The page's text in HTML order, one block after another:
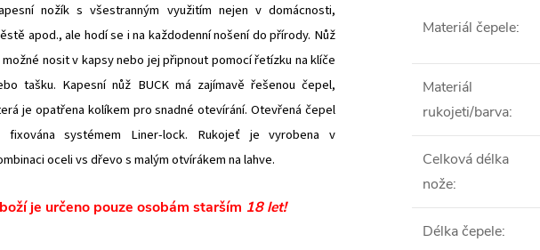
nožík s všestranným využitím nejen v domácnosti,
apod., ale hodí se i na každodenní nošení do přírody. Nůž
nosit v kapsy nebo jej připnout pomocí řetízku na klíče
tašku. Kapesní nůž BUCK má zajímavě řešenou čepel,
je opatřena kolíkem pro snadné otevírání. Otevřená čepel
fixována systémem Liner-lock. Rukojeť je vyrobena v
oceli vs dřevo s malým otvírákem na lahve.
je určeno pouze osobám starším 18 let!
Materiál čepele:
Materiál
rukojeti/barva:
Celková délka
nože:
Délka čepele: